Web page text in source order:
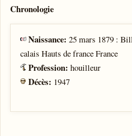
Chronologie
Naissance:25 mars 1879 :
calais Hauts de france France
Profession:houilleur
Décès: 1947